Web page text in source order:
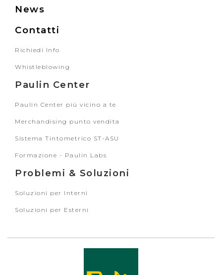
News
Contatti
Richiedi Info
Whistleblowing
Paulin Center
Paulin Center più vicino a te
Merchandising punto vendita
Sistema Tintometrico ST-ASU
Formazione - Paulin Labs
Problemi & Soluzioni
Soluzioni per Interni
Soluzioni per Esterni